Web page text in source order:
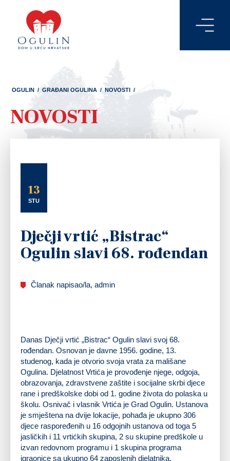
OGULIN / GRAĐANI OGULINA / NOVOSTI /
NOVOSTI
13
STU
Dječji vrtić „Bistrac“
Ogulin slavi 68. rođendan
Članak napisao/la, admin
Danas Dječji vrtić „Bistrac“ Ogulin slavi svoj 68.
rođendan. Osnovan je davne 1956. godine, 13.
studenog, kada je otvorio svoja vrata za mališane
Ogulina. Djelatnost Vrtića je provođenje njege, odgoja,
obrazovanja, zdravstvene zaštite i socijalne skrbi djece
rane i predškolske dobi od 1. godine života do polaska u
školu. Osnivač i vlasnik Vrtića je Grad Ogulin. Ustanova
je smještena na dvije lokacije, pohađa je ukupno 306
djece raspoređenih u 16 odgojnih ustanova od toga 5
jasličkih i 11 vrtićkih skupina, 2 su skupine predškole u
izvan redovnom programu i 1 skupina programa
igraonice sa ukupno 64 zaposlenih djelatnika.